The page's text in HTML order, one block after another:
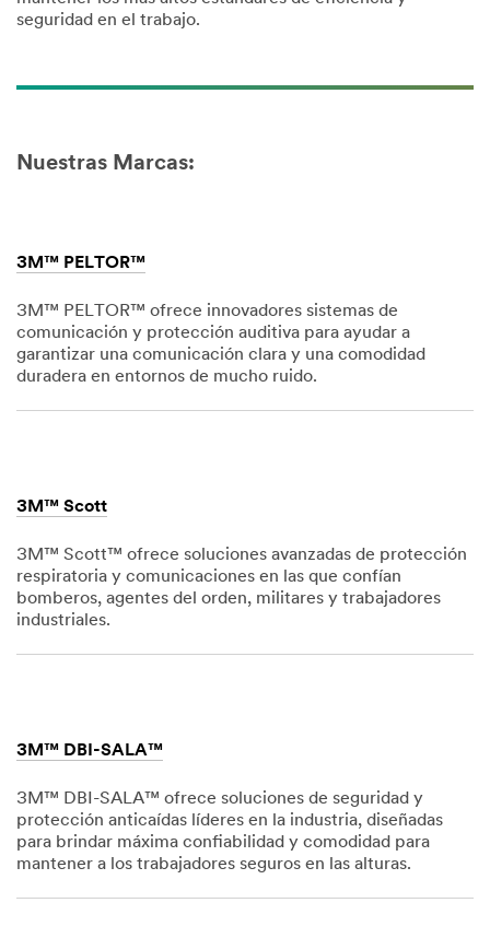
seguridad en el trabajo.
Nuestras Marcas:
3M™ PELTOR™
3M™ PELTOR™ ofrece innovadores sistemas de
comunicación y protección auditiva para ayudar a
garantizar una comunicación clara y una comodidad
duradera en entornos de mucho ruido.
1,
3M™ Scott
3M™ Scott™ ofrece soluciones avanzadas de protección
respiratoria y comunicaciones en las que confían
bomberos, agentes del orden, militares y trabajadores
industriales.
1,
3M™ DBI-SALA™
3M™ DBI-SALA™ ofrece soluciones de seguridad y
protección anticaídas líderes en la industria, diseñadas
para brindar máxima confiabilidad y comodidad para
mantener a los trabajadores seguros en las alturas.
1,